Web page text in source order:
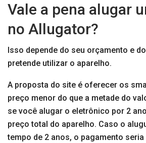
Vale a pena alugar
no Allugator?
Isso depende do seu orçamento e
pretende utilizar o aparelho.
A proposta do site é oferecer os
preço menor do que a metade do
se você alugar o eletrônico por 2
preço total do aparelho. Caso o
tempo de 2 anos, o pagamento seria